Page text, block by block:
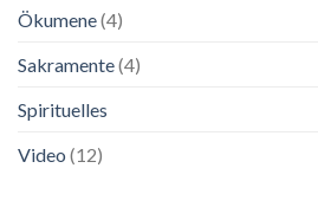
Ökumene(4)
Sakramente(4)
Spirituelles
Video (12)